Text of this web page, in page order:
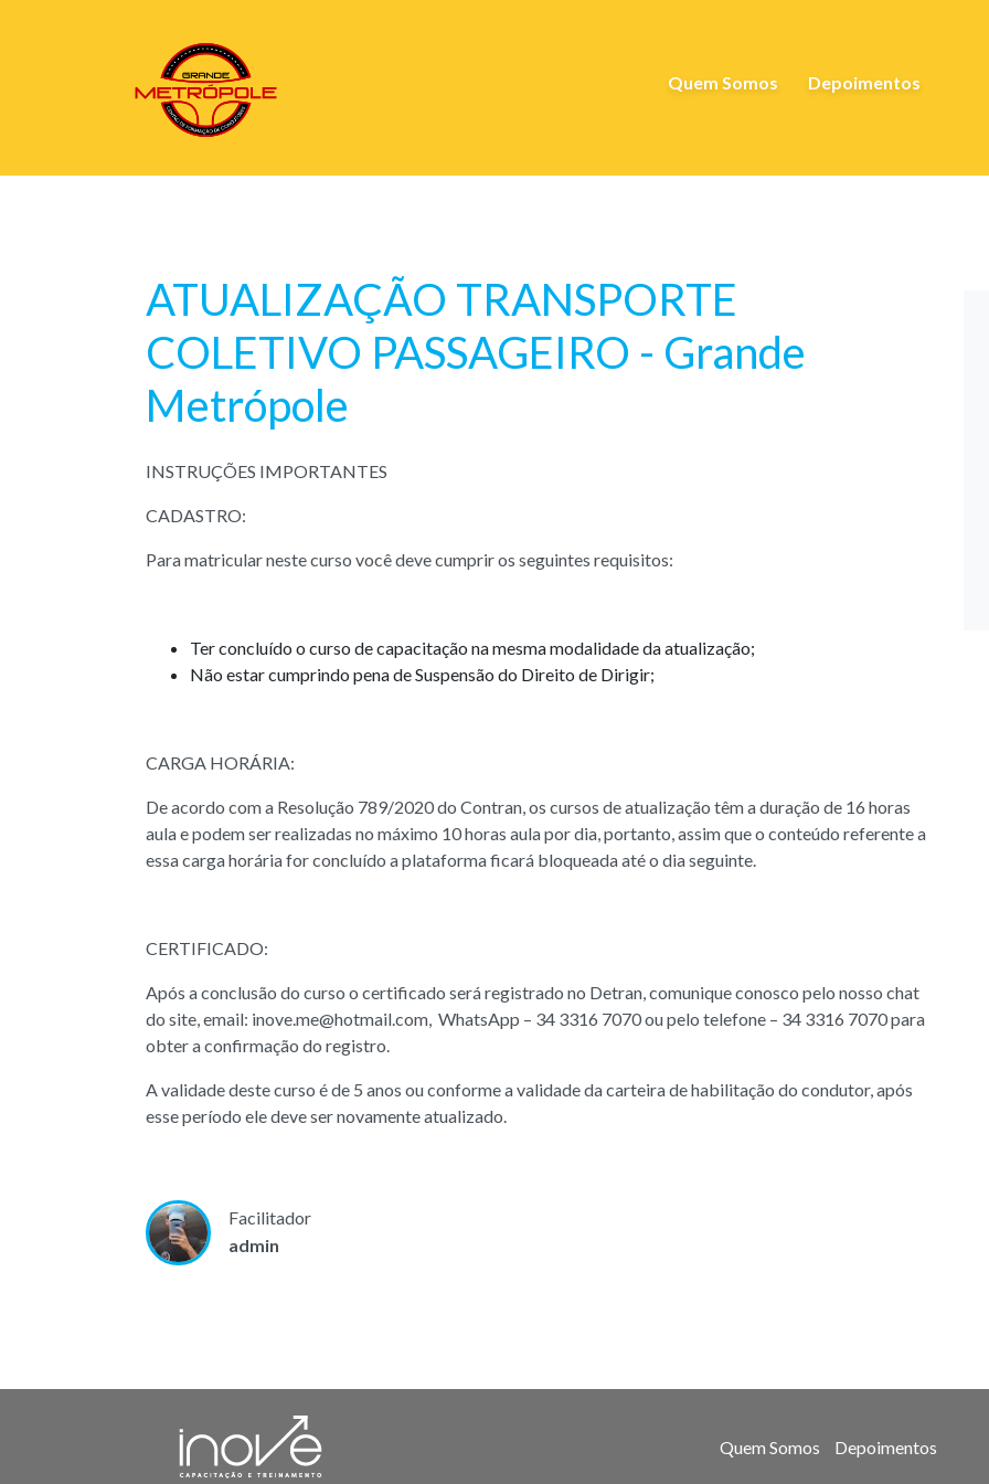
Quem Somos Depoimentos
ATUALIZAÇÃO TRANSPORTE
COLETIVO PASSAGEIRO - Grande
Metrópole
INSTRUÇÕES IMPORTANTES
CADASTRO:
Para matricular neste curso você deve cumprir os seguintes requisitos:
Ter concluído o curso de capacitação na mesma modalidade da atualização;
Não estar cumprindo pena de Suspensão do Direito de Dirigir;
CARGA HORÁRIA:
De acordo com a Resolução 789/2020 do Contran, os cursos de atualização têm a duração de 16 horas
aula e podem ser realizadas no máximo 10 horas aula por dia, portanto, assim que o conteúdo referente a
essa carga horária for concluído a plataforma ficará bloqueada até o dia seguinte.
CERTIFICADO:
Após a conclusão do curso o certificado será registrado no Detran, comunique conosco pelo nosso chat
do site, email: inove.me@hotmail.com, WhatsApp – 34 3316 7070 ou pelo telefone – 34 3316 7070 para
obter a confirmação do registro.
A validade deste curso é de 5 anos ou conforme a validade da carteira de habilitação do condutor, após
esse período ele deve ser novamente atualizado.
Facilitador
admin
Quem Somos Depoimentos